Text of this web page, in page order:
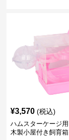
¥3,570 (税込)
ハムスターケージ
木製小屋付き飼育箱